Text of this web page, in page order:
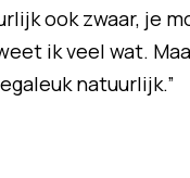
ook zwaar, je
ik veel wat.
natuurlijk.”